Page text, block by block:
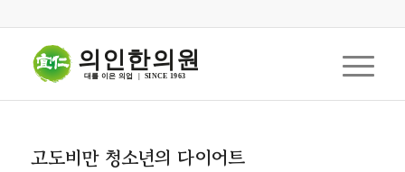
의인한의원
대를 이은 의업  |  SINCE 1963
고도비만 청소년의 다이어트